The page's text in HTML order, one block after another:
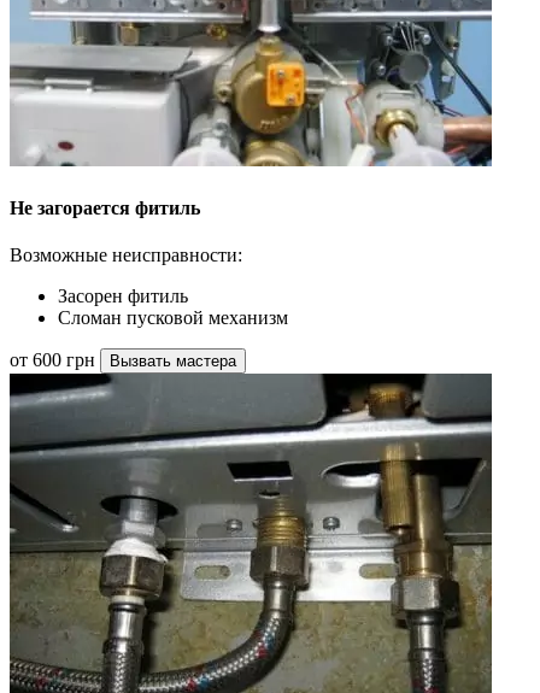
Не загорается фитиль
Возможные неисправности:
Засорен фитиль
Сломан пусковой механизм
от 600 грн Вызвать мастера